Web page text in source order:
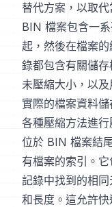
替代方案，以取
BIN 檔案包含一
起，然後在檔案
錄都包含有關儲
未壓縮大小，以
實際的檔案資料
各種壓縮方法進行
位於 BIN 檔案結
有檔案的索引。
記錄中找到的相
和長度。這允許